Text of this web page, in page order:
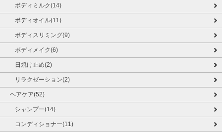
ボディミルク(14)
ボディオイル(11)
ボディスリミング(9)
ボディメイク(6)
日焼け止め(2)
リラクゼーション(2)
ヘアケア(52)
シャンプー(14)
コンディショナー(11)